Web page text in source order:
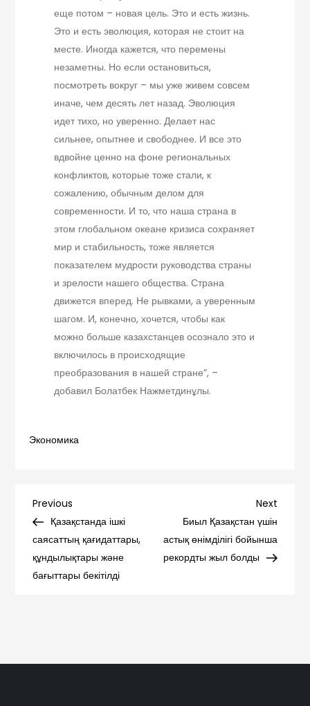
еще потом – новая цель. Это и есть жизнь.
Это и есть эволюция, которая не стоит на
месте. Иногда кажется, что перемены
незаметны. Но если остановиться,
посмотреть вокруг – мы уже живем совсем
иначе, чем десять лет назад. Эволюция
идет тихо, но уверенно. Делает нас
сильнее, опытнее и свободнее. И все это
вдвойне ценно на фоне региональных
конфликтов, которые тоже стали, к
сожалению, обычным делом для
современности. И то, что наша страна в
этом глобальном океане кризиса сохраняет
мир и стабильность, тоже является
показателем мудрости руководства страны
и зрелости нашего общества. Страна
движется вперед. Не рывками, а уверенным
шагом. И, конечно, хочется, чтобы как
можно больше казахстанцев осознало это и
включилось в происходящие
преобразования в нашей стране”, –
добавил Болатбек Нажметдинұлы.
Экономика
Навигация
по
записям
Previous
Post
Previous
Қазақстанда ішкі
саясаттың қағидаттары,
құндылықтары және
бағыттары бекітілді
Next
Post
Next
Биыл Қазақстан үшін
астық өнімділігі бойынша
рекордты жыл болды